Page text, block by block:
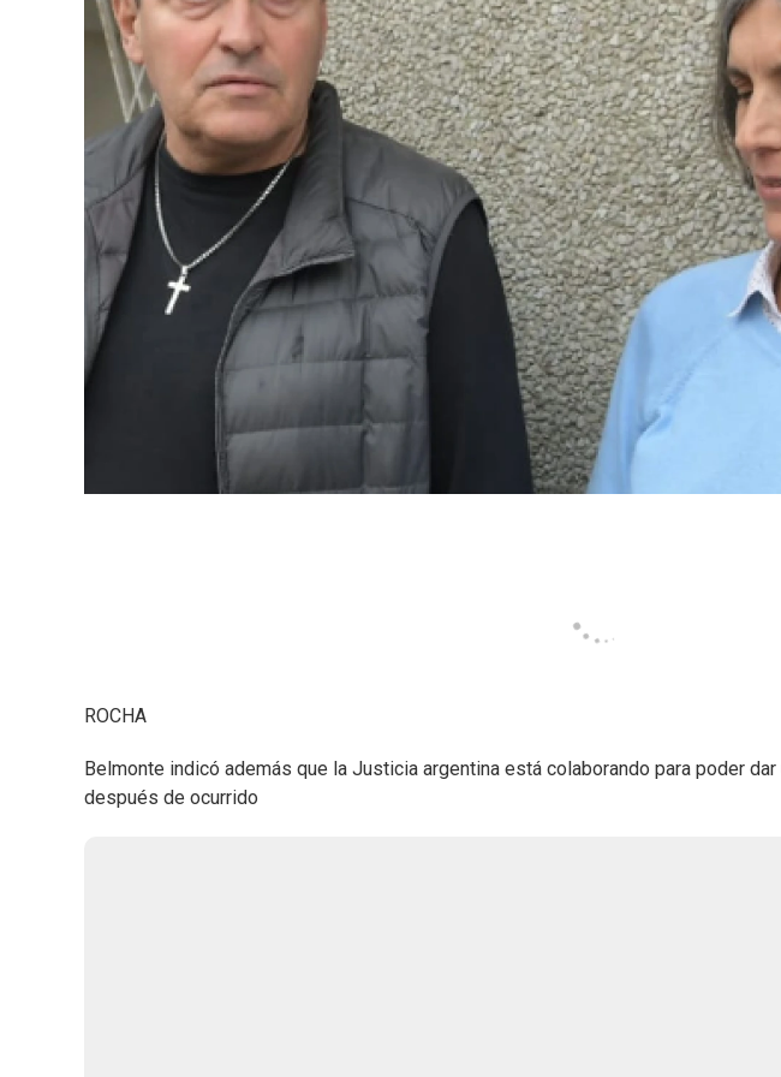
ROCHA
Belmonte indicó además que la Justicia argentina está colaborando para poder
después de ocurrido